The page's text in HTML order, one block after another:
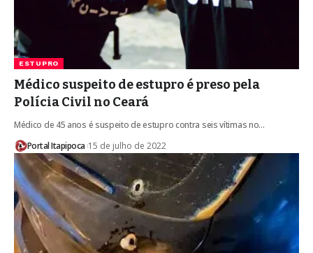
ESTUPRO
Médico suspeito de estupro é preso pela
Polícia Civil no Ceará
Médico de 45 anos é suspeito de estupro contra seis vítimas no…
Portal Itapipoca 15 de julho de 2022